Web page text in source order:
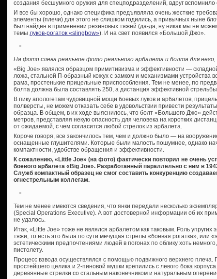
создания бесшумного оружия для спецподразделений, вдруг
И все бы хорошо, однако специфика предъявляла очень жесткие
элементы (плечи) для этого не слишком годились, а привычных ныне
был найден в применении резиновых тяжей (да-да, ну никак мы не
темы луков-рогаток «slingbow»). И на свет появился «Большой Джо».
На фото слева реальное фото реального арбалета и болта для него,
«Big Joe» являлся образцом примитивизма и эффективности —
ложа, стальной П-образный кожух с замком и механизмами устройства
рама, простенькие прицельные приспособления. Тем не менее, по
болта должна была составлять 250, а дистанция эффективной
В пику апологетам чудовищной мощи боевых луков и арбалетов,
полверсты, не можем отказать себе в удовольствии привести
образца. В общем, в их ходе выяснилось, что болт «Большого Джо»
метров, представляя некую опасность для человека на коротких
от ожидаемой, с чем согласится любой стрелок из арбалета.
Короче говоря, все закончилось тем, чем и должно было — на
оснащенные глушителями. Которые были малость пошумнее, однако
компактности, удобстве обращения и эффективности.
К сожалению, «Little Joe» (на фото) фактически повторил не очень
боевого арбалета «Big Joe». Разработанный параллельно с ним в
Служб компактный образец не смог составить конкуренцию
огнестрельным коллегам.
Тем не менее имеются сведения, что янки передали несколько
(Special Operations Executive). А вот достоверной информации об их
не удалось.
Итак, «Little Joe» тоже не являлся арбалетом как таковым. Роль
тяжи, то есть это была по сути мечущая стрелы «боевая рогатка», или
эстетическими предпочтениями людей в погонах по облику хоть
пистолету.
Процесс взвода осуществлялся с помощью подвижного верхнего
простейшего целика и 2-пиновой мушки крепились с левого бока
деревянные стрелки со стальным наконечником и натуральным